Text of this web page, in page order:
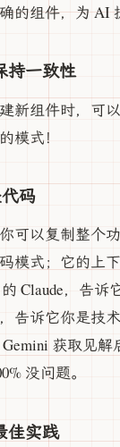
的组件，为 AI
持一致性
新组件时，可
模式！
码
可以复制整个
模式；它的上
Claude，告
告诉它你是技
获取见
没问题。
佳实践